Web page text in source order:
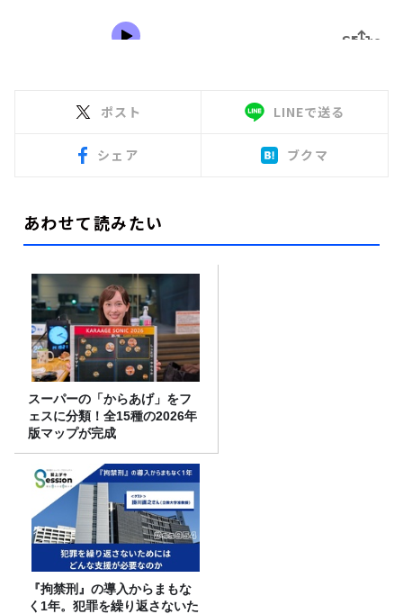
ポスト LINEで送る
シェア ブクマ
あわせて読みたい
スーパーの「からあげ」をフ
ェスに分類！全15種の2026年
版マップが完成
『拘禁刑』の導入からまもな
く1年。犯罪を繰り返さないた